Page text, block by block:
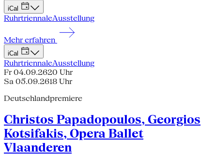
iCal
RuhrtriennaleAusstellung
Mehr erfahren
iCal
RuhrtriennaleAusstellung
Fr 04.09.2620 Uhr
Sa 05.09.2618 Uhr
Deutschlandpremiere
Christos Papadopoulos, Georgios
Kotsifakis, Opera Ballet
Vlaanderen